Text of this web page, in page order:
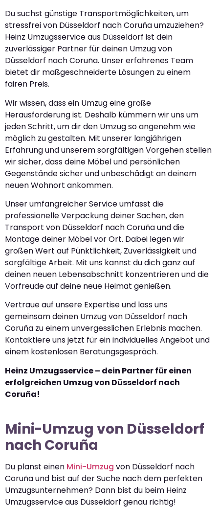
Du suchst günstige Transportmöglichkeiten, um
stressfrei von Düsseldorf nach Coruña umzuziehen?
Heinz Umzugsservice aus Düsseldorf ist dein
zuverlässiger Partner für deinen Umzug von
Düsseldorf nach Coruña. Unser erfahrenes Team
bietet dir maßgeschneiderte Lösungen zu einem
fairen Preis.
Wir wissen, dass ein Umzug eine große
Herausforderung ist. Deshalb kümmern wir uns um
jeden Schritt, um dir den Umzug so angenehm wie
möglich zu gestalten. Mit unserer langjährigen
Erfahrung und unserem sorgfältigen Vorgehen stellen
wir sicher, dass deine Möbel und persönlichen
Gegenstände sicher und unbeschädigt an deinem
neuen Wohnort ankommen.
Unser umfangreicher Service umfasst die
professionelle Verpackung deiner Sachen, den
Transport von Düsseldorf nach Coruña und die
Montage deiner Möbel vor Ort. Dabei legen wir
großen Wert auf Pünktlichkeit, Zuverlässigkeit und
sorgfältige Arbeit. Mit uns kannst du dich ganz auf
deinen neuen Lebensabschnitt konzentrieren und die
Vorfreude auf deine neue Heimat genießen.
Vertraue auf unsere Expertise und lass uns
gemeinsam deinen Umzug von Düsseldorf nach
Coruña zu einem unvergesslichen Erlebnis machen.
Kontaktiere uns jetzt für ein individuelles Angebot und
einem kostenlosen Beratungsgespräch.
Heinz Umzugsservice – dein Partner für einen
erfolgreichen Umzug von Düsseldorf nach
Coruña!
Mini-Umzug von Düsseldorf
nach Coruña
Du planst einen Mini-Umzug von Düsseldorf nach
Coruña und bist auf der Suche nach dem perfekten
Umzugsunternehmen? Dann bist du beim Heinz
Umzugsservice aus Düsseldorf genau richtig!